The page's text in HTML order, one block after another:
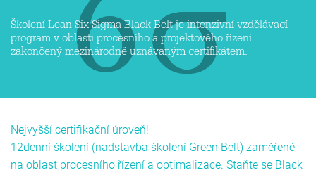
Školení Lean Six Sigma Black Belt je intenzivní vzdělávací
program v oblasti procesního a projektového řízení
zakončený mezinárodně uznávaným certifikátem.
Nejvyšší certifikační úroveň!
12denní školení (nadstavba školení Green Belt) zaměřené
na oblast procesního řízení a optimalizace. Staňte se Black